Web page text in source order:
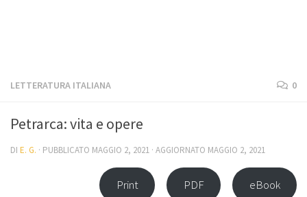
LETTERATURA ITALIANA 0
Petrarca: vita e opere
DI E. G. · PUBBLICATO MAGGIO 2, 2021 · AGGIORNATO MAGGIO 2, 2021
Print PDF eBook